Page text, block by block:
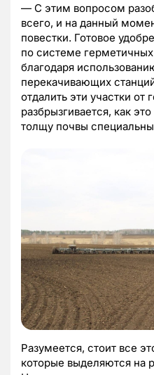
— С этим вопросом
всего, и на данный
повестки. Готовое
по системе
благодаря
перекачивающих
отдалить эти участки
разбрызгивается, как
толщу почвы
Разумеется, стоит все
которые выделяются на